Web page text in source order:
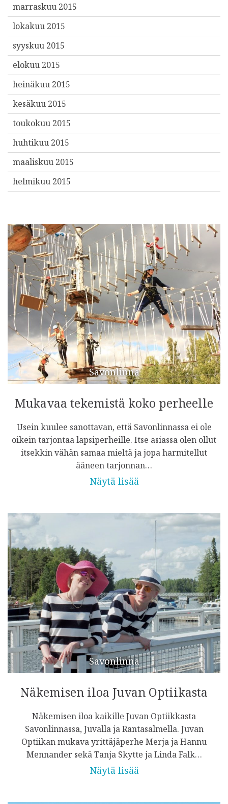
marraskuu 2015
lokakuu 2015
syyskuu 2015
elokuu 2015
heinäkuu 2015
kesäkuu 2015
toukokuu 2015
huhtikuu 2015
maaliskuu 2015
helmikuu 2015
Savonlinna
Mukavaa tekemistä koko perheelle
Usein kuulee sanottavan, että Savonlinnassa ei ole
oikein tarjontaa lapsiperheille. Itse asiassa olen ollut
itsekkin vähän samaa mieltä ja jopa harmitellut
ääneen tarjonnan…
Näytä lisää
Savonlinna
Näkemisen iloa Juvan Optiikasta
Näkemisen iloa kaikille Juvan Optiikkasta
Savonlinnassa, Juvalla ja Rantasalmella. Juvan
Optiikan mukava yrittäjäperhe Merja ja Hannu
Mennander sekä Tanja Skytte ja Linda Falk…
Näytä lisää